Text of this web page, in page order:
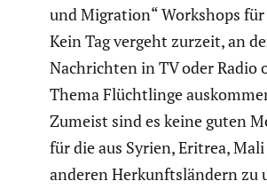
und Migration“ Workshops für
Kein Tag vergeht zurzeit, an
Nachrichten in TV oder Radio
Thema Flücht­linge
Zumeist sind es keine guten
für die aus Syrien, Eritrea,
anderen Herkunfts­län­dern zu